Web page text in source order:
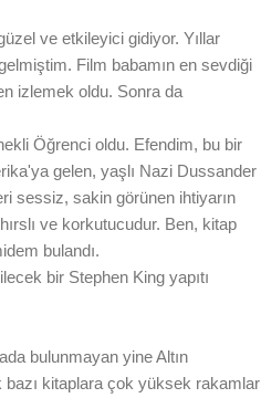
ve etkileyici gidiyor. Yıllar
Film babamın en sevdiği
izlemek oldu. Sonra da
Öğrenci oldu. Efendim, bu bir
gelen, yaşlı Nazi Dussander
sessiz, sakin görünen ihtiyarın
ve korkutucudur. Ben, kitap
bulandı.
bir Stephen King yapıtı
bulunmayan yine Altın
bazı kitaplara çok yüksek rakamlar